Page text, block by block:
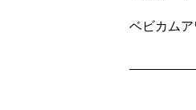
ベビカムア